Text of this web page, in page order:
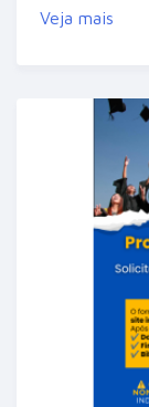
Veja mais